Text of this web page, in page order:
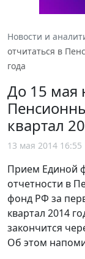
Новости и
отчитаться в
года
До 15 мая
квартал
13 мая 2014 16:55
Прием Единой
отчетности в
фонд РФ за
квартал 2014
закончится
Об этом